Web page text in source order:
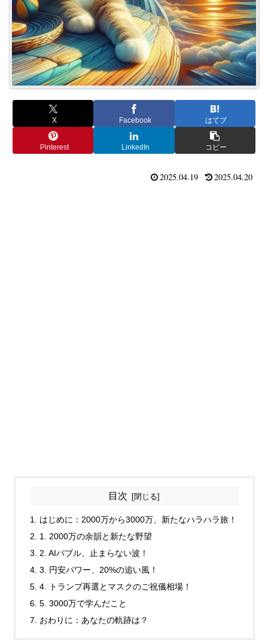
X Facebook はてブ
Pinterest LinkedIn コピー
2025.04.19 2025.04.20
目次
はじめに：2000万から3000万、新たなハラハラ旅！
1. 2000万の余韻と新たな野望
2. AIバブル、止まらない波！
3. 円安パワー、20%の追い風！
4. トランプ再選とマスクのご祝儀相場！
5. 3000万で学んだこと
おわりに：あなたの軌跡は？